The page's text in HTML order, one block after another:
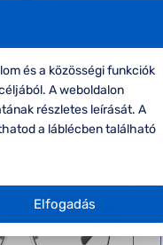
és a
és mindenki
Rendezés
és a közösségi funkciók
A weboldalon
részletes leírását. A
a láblécben található
Elfogadás